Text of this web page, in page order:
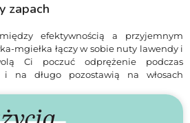
zapach
efektywnością a przyjemnym
mgiełka łączy w sobie nuty lawendy i
Ci poczuć odprężenie podczas
na długo pozostawią na włosach